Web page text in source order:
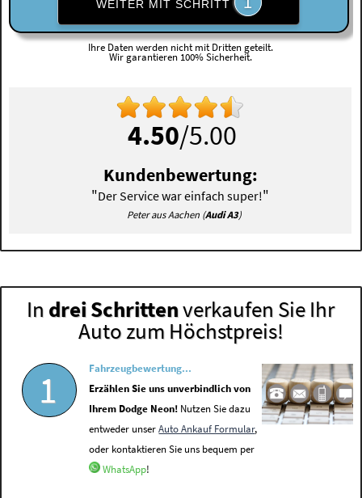
WEITER MIT SCHRITT
Ihre Daten werden nicht mit Dritten geteilt.
Wir garantieren 100% Sicherheit.
4.50/5.00
Kundenbewertung:
"Der Service war einfach super!"
Peter aus Aachen (Audi A3)
In drei Schrittenverkaufen Sie Ihr
Auto zum Höchstpreis!
1
Fahrzeugbewertung...
Erzählen Sie uns unverbindlich von
Ihrem Dodge Neon! Nutzen Sie dazu
entweder unserAuto Ankauf Formular,
oder kontaktieren Sie uns bequem per
WhatsApp!